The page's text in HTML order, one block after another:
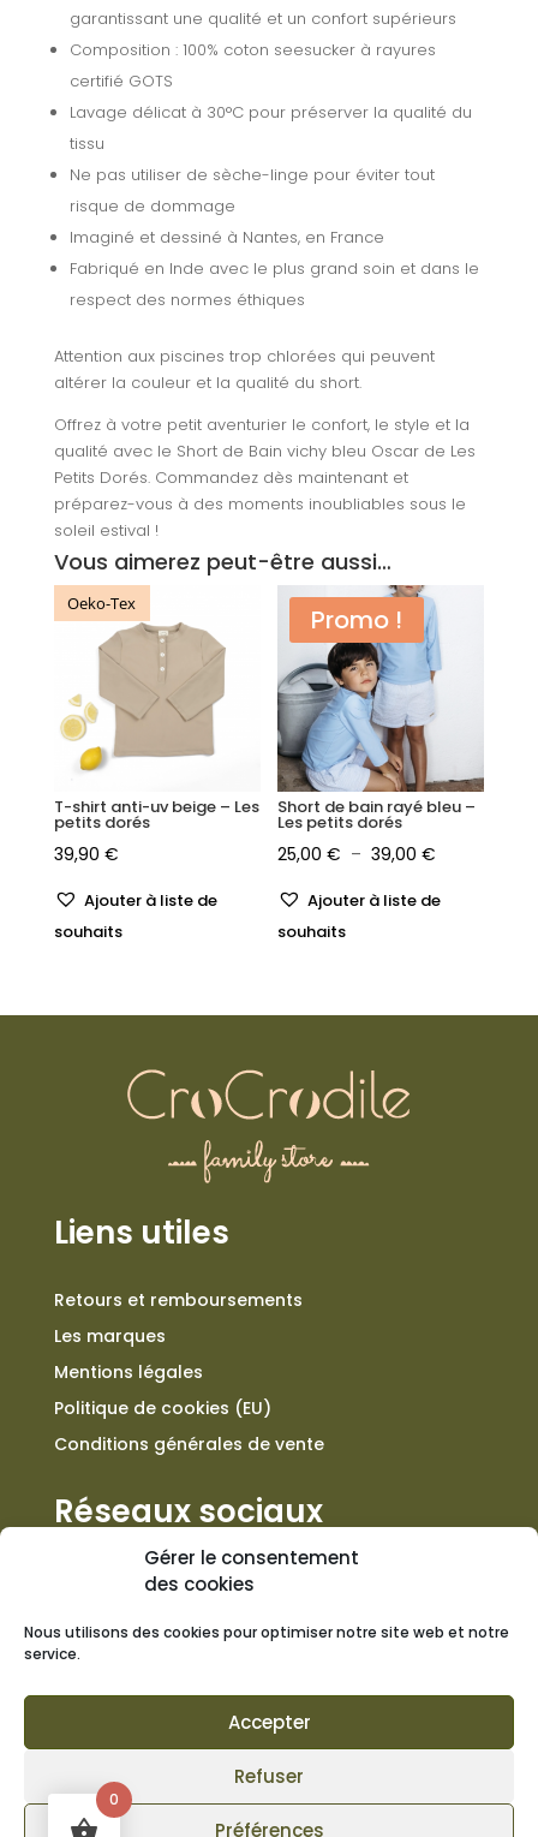
Gérer le consentement
des cookies
Nous utilisons des cookies pour optimiser notre site web et notre
service.
Accepter
Refuser
Préférences
garantissant une qualité et un confort supérieurs
Composition : 100% coton seesucker à rayures
certifié GOTS
Lavage délicat à 30°C pour préserver la qualité du
tissu
Ne pas utiliser de sèche-linge pour éviter tout
risque de dommage
Imaginé et dessiné à Nantes, en France
Fabriqué en Inde avec le plus grand soin et dans le
respect des normes éthiques
Attention aux piscines trop chlorées qui peuvent
altérer la couleur et la qualité du short.
Offrez à votre petit aventurier le confort, le style et la
qualité avec le Short de Bain vichy bleu Oscar de Les
Petits Dorés. Commandez dès maintenant et
préparez-vous à des moments inoubliables sous le
soleil estival !
Vous aimerez peut-être aussi…
Oeko-Tex
T-shirt anti-uv beige – Les
petits dorés
39,90 €
Ajouter à liste de
souhaits
Promo !
Short de bain rayé bleu –
Les petits dorés
25,00€ – 39,00€
Ajouter à liste de
souhaits
Liens utiles
Retours et remboursements
Les marques
Mentions légales
Politique de cookies (EU)
Conditions générales de vente
Réseaux sociaux
Contact
Du lundi au samedi de 11h à 19h
0